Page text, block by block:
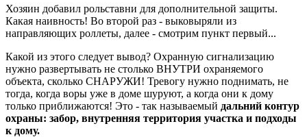
Хозяин добавил рольставни для дополнительной защиты.
Какая наивность! Во второй раз - выковыряли из
направляющих роллеты, далее - смотрим пункт первый...
Какой из этого следует вывод? Охранную сигнализацию
нужно развертывать не столько ВНУТРИ охраняемого
объекта, сколько СНАРУЖИ! Тревогу нужно поднимать, не
тогда, когда воры уже в доме шуруют, а когда они к дому
только приближаются! Это - так называемый дальний контур
охраны: забор, внутренняя территория участка и подходы
к дому.